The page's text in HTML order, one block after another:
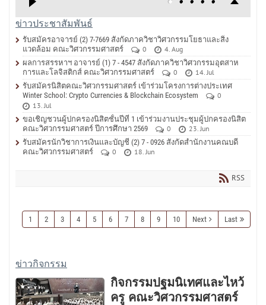
ข่าวประชาสัมพันธ์
รับสมัครอาจารย์ (2) 7-7669 สังกัดภาควิชาวิศวกรรมโยธาและสิ่ง
แวดล้อม คณะวิศวกรรมศาสตร์
0
4. Aug
ผลการสรรหาฯ อาจารย์ (1) 7 - 4547 สังกัดภาควิชาวิศวกรรมอุตสาห
การและโลจิสติกส์ คณะวิศวกรรมศาสตร์
0
14. Jul
รับสมัครนิสิตคณะวิศวกรรมศาสตร์ เข้าร่วมโครงการต่างประเทศ
Winter School: Crypto Currencies & Blockchain Ecosystem
0
13. Jul
ขอเชิญชวนผู้ปกครองนิสิตชั้นปีที่ 1 เข้าร่วมงานประชุมผู้ปกครองนิสิต
คณะวิศวกรรมศาสตร์ ปีการศึกษา 2569
0
23. Jun
รับสมัครนักวิชาการเงินและบัญชี (2) 7 - 0926 สังกัดสำนักงานคณบดี
คณะวิศวกรรมศาสตร์
0 18. Jun
RSS
1 2 3 4 5 6 7 8 9 10 Next Last
ข่าวกิจกรรม
กิจกรรมปฐมนิเทศและไหว้
ครู คณะวิศวกรรมศาสตร์